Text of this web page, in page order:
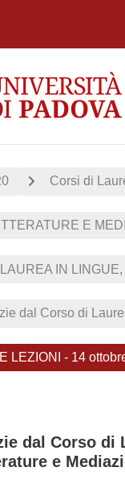
Corsi di
E
IN
dal Corso di
LEZIONI - 14
dal Corso di
e